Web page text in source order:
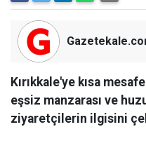
Kırıkkale'ye kısa
eşsiz manzarası ve
ziyaretçilerin ilgisini